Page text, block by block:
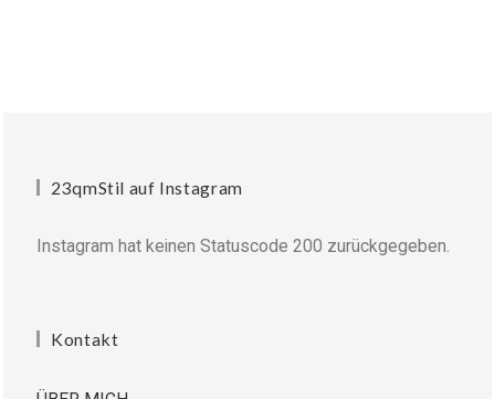
23qmStil auf Instagram
Instagram hat keinen Statuscode 200 zurückgegeben.
Kontakt